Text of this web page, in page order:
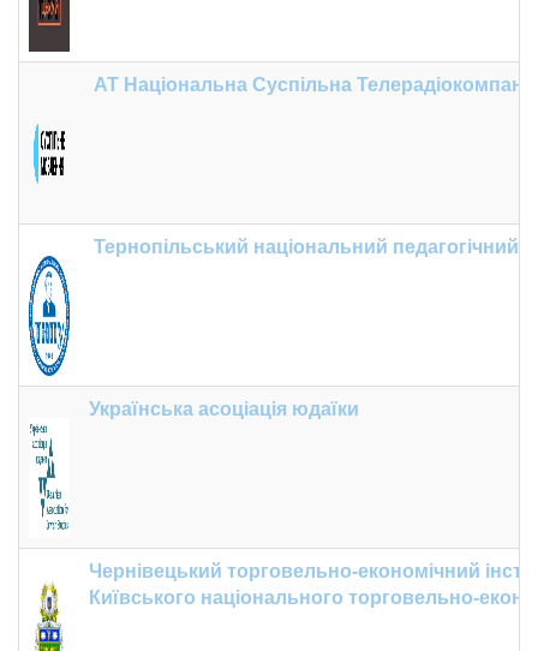
АТ Національна Суспільна
Тернопільський національний педагогічний
Українська асоціація юдаїки
Чернівецький торговельно-економічний
Київського національного торговельно-